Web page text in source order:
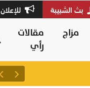
بث الشبيبة للإعلان
مزاج
مقالات
رأي